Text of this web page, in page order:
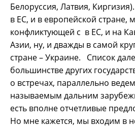
Белоруссия, Латвия,
в ЕС, и в европейской стране,
конфликтующей с в ЕС, и на
Азии, ну, и дважды в самой
стране – Украине. Список
большинстве других
о встречах, параллельно
называемым дальним
есть вполне отчетливые
Но мне кажется, мы входим в